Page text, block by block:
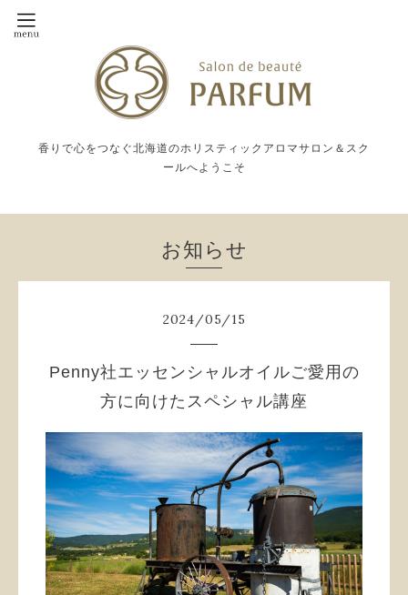
香りで心をつなぐ北海道のホリスティックアロマサロン＆スク
ールへようこそ
お知らせ
2024/05/15
Penny社エッセンシャルオイルご愛用の
方に向けたスペシャル講座